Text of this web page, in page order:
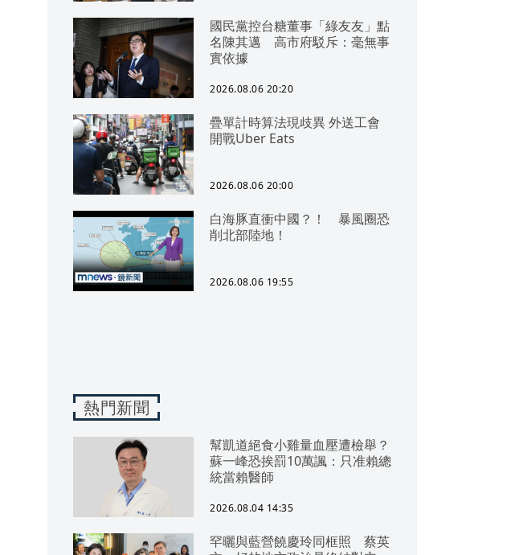
國民黨控台糖董事「綠友友」點
名陳其邁 高市府駁斥：毫無事
實依據
2026.08.06 20:20
疊單計時算法現歧異 外送工會
開戰Uber Eats
2026.08.06 20:00
白海豚直衝中國？！ 暴風圈恐
削北部陸地！
2026.08.06 19:55
熱門新聞
幫凱道絕食小雞量血壓遭檢舉？
蘇一峰恐挨罰10萬諷：只准賴總
統當賴醫師
2026.08.04 14:35
罕曬與藍營饒慶玲同框照 蔡英